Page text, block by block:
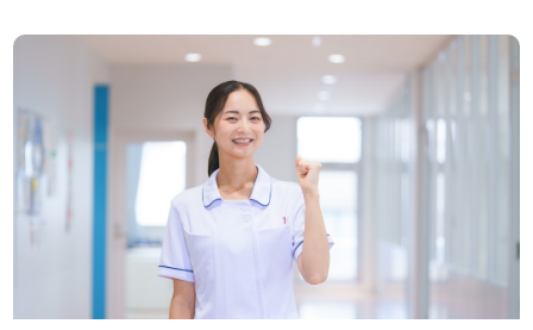
士の協力体制、住宅手当等の手厚い福利厚生もうれしいポ
イント！『ご利用者様のお役に立ちたい、資格/経験を活か
したい』『資格取得を目指している、介護知識や技術力を
高めたい』『働きがいを感じながら仕事をしたい』『転職
で施設形態や環境を変えて働きたい』等の方も大歓迎で
す。募集詳細等、担当コンサルタントよりご案内します。
お問い合わせも遠慮なくお願いします。
全国の求人ご紹介！医療/福祉業界の正社員/パート求人探
しは【ウィルオブ介護】＊求人情報収集、将来的に検討の
LINE、メール、お電話などご希望に応じてお問い合わせ/ご